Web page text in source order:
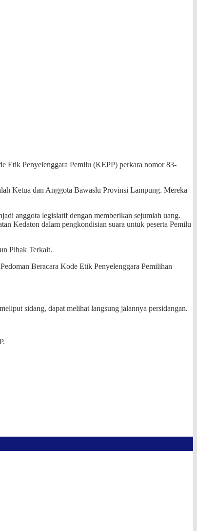
Etik Penyelenggara Pemilu (KEPP) perkara nomor 83-
Ketua dan Anggota Bawaslu Provinsi Lampung. Mereka
anggota legislatif dengan memberikan sejumlah uang.
Kedaton dalam pengkondisian suara untuk peserta Pemilu
Pihak Terkait.
Beracara Kode Etik Penyelenggara Pemilihan
sidang, dapat melihat langsung jalannya persidangan.